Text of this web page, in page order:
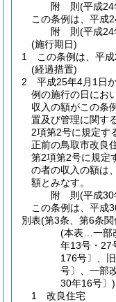
附 則(平成
この条例は、平成
附 則(平成
(施行期日)
1
この条例は、平
(経過措置)
2
平成25年4月1日
例の施行の日にお
収入の額がこの条
置及び管理に関す
2項第2号に規定す
正前の鳥取市改良
第2項第2号に規定
の者の収入の額は
額とみなす。
附 則(平成
この条例は、平成
別表(第3条、第6条関
(本表…一部
年13号・27
176号〕、
号〕、一部
30年16号〕)
1 改良住宅